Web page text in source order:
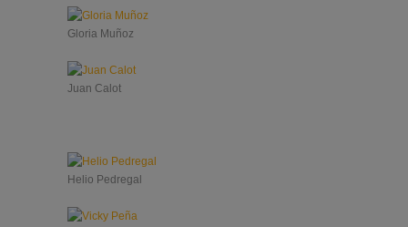
Gloria Muñoz
Juan Calot
Helio Pedregal